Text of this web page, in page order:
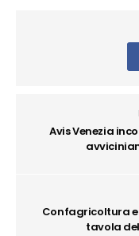
Avis Venezia
Confagricoltura e
tavola